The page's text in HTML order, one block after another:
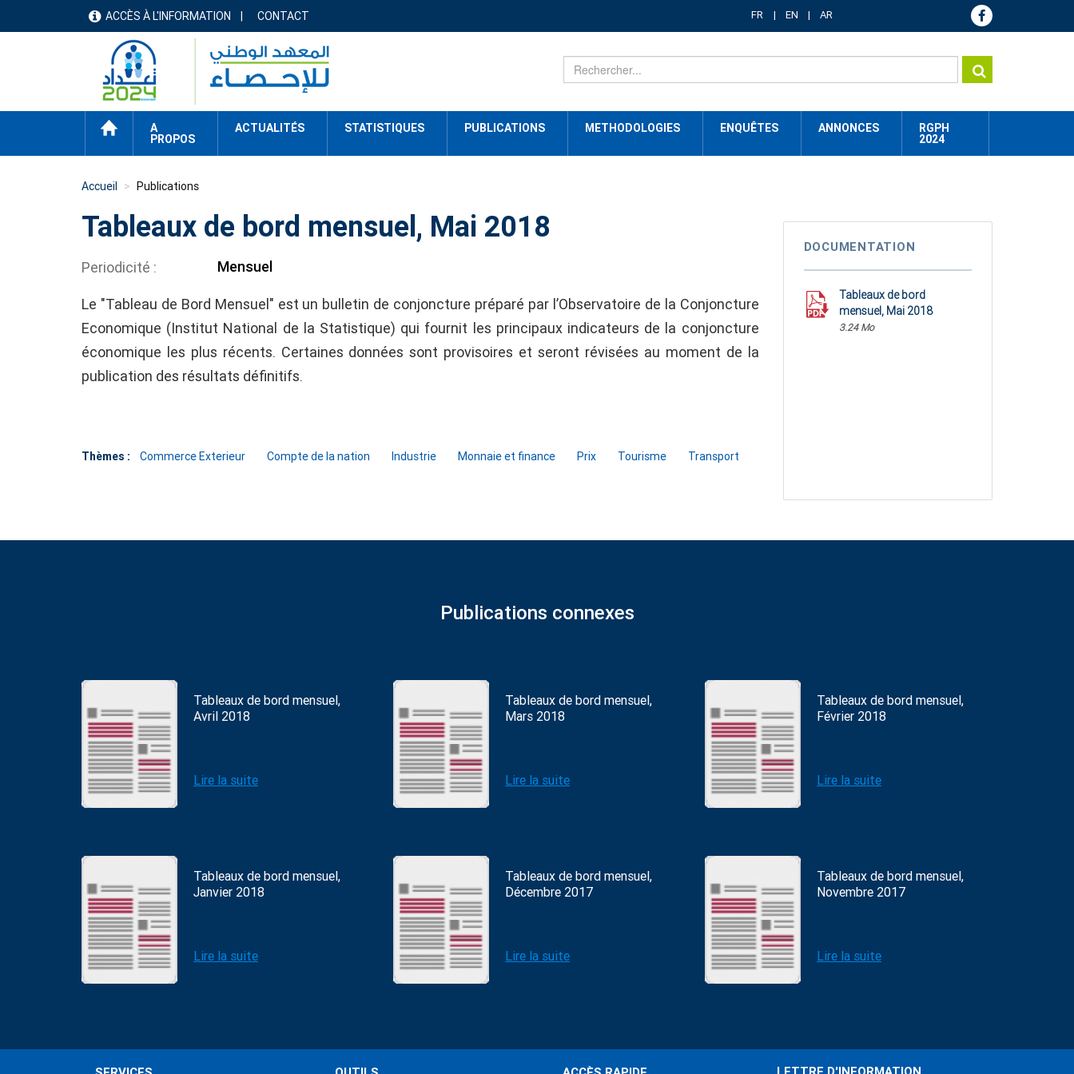
menu
header
ACCÈS À L'INFORMATION CONTACT FR EN AR
ACCUEIL
A
PROPOS
ACTUALITÉS STATISTIQUES PUBLICATIONS METHODOLOGIES ENQUÊTES ANNONCES
RGPH
2024
Accueil Publications
Tableaux de bord mensuel, Mai 2018
Periodicité Mensuel
Le "Tableau de Bord Mensuel" est un bulletin de conjoncture préparé par l’Observatoire de la Conjoncture
Economique (Institut National de la Statistique) qui fournit les principaux indicateurs de la conjoncture
économique les plus récents. Certaines données sont provisoires et seront révisées au moment de la
publication des résultats définitifs.
Thèmes : Commerce Exterieur Compte de la nation Industrie Monnaie et finance Prix Tourisme Transport
DOCUMENTATION
Tableaux de bord
mensuel, Mai 2018
3.24 Mo
Publications connexes
Tableaux de bord mensuel,
Avril 2018
Lire la suite
Tableaux de bord mensuel,
Mars 2018
Lire la suite
Tableaux de bord mensuel,
Février 2018
Lire la suite
Tableaux de bord mensuel,
Janvier 2018
Lire la suite
Tableaux de bord mensuel,
Décembre 2017
Lire la suite
Tableaux de bord mensuel,
Novembre 2017
Lire la suite